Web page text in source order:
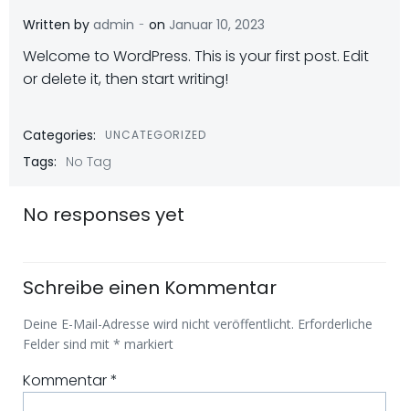
Written by admin - on Januar 10, 2023
Welcome to WordPress. This is your first post. Edit
or delete it, then start writing!
Categories: UNCATEGORIZED
Tags: No Tag
No responses yet
Schreibe einen Kommentar
Deine E-Mail-Adresse wird nicht veröffentlicht. Erforderliche
Felder sind mit * markiert
Kommentar*